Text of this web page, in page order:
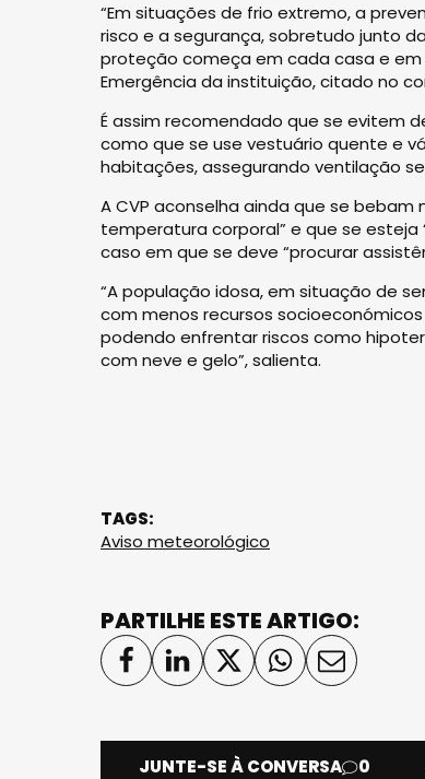
“Em situações de frio extremo, a
risco e a segurança, sobretudo junto
proteção começa em cada casa e em
Emergência da instituição, citado no
É assim recomendado que se evitem
como que se use vestuário quente e
habitações, assegurando ventilação
A CVP aconselha ainda que se
temperatura corporal” e que se
caso em que se deve “procurar
“A população idosa, em situação de
com menos recursos
podendo enfrentar riscos como
com neve e gelo”, salienta.
TAGS:
Aviso meteorológico
PARTILHE ESTE ARTIGO:
JUNTE-SE À CONVERSA 0